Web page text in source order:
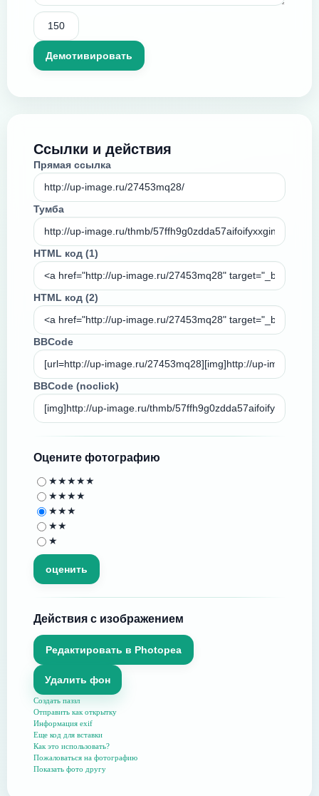
Ссылки и действия
Прямая ссылка
Тумба
HTML код (1)
HTML код (2)
BBCode
BBCode (noclick)
Оцените фотографию
★★★★★
★★★★
★★★
★★
★
Действия с изображением
Редактировать в Photopea
Удалить фон
Создать паззл
Отправить как открытку
Информация exif
Еще код для вставки
Как это использовать?
Пожаловаться на фотографию
Показать фото другу